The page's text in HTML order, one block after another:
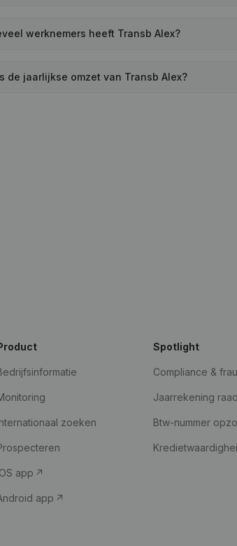
werknemers heeft Transb Alex?
de jaarlijkse omzet van Transb Alex?
zoeken
app
app
Spotlight
Compliance &
Jaarrekening
Btw-nummer